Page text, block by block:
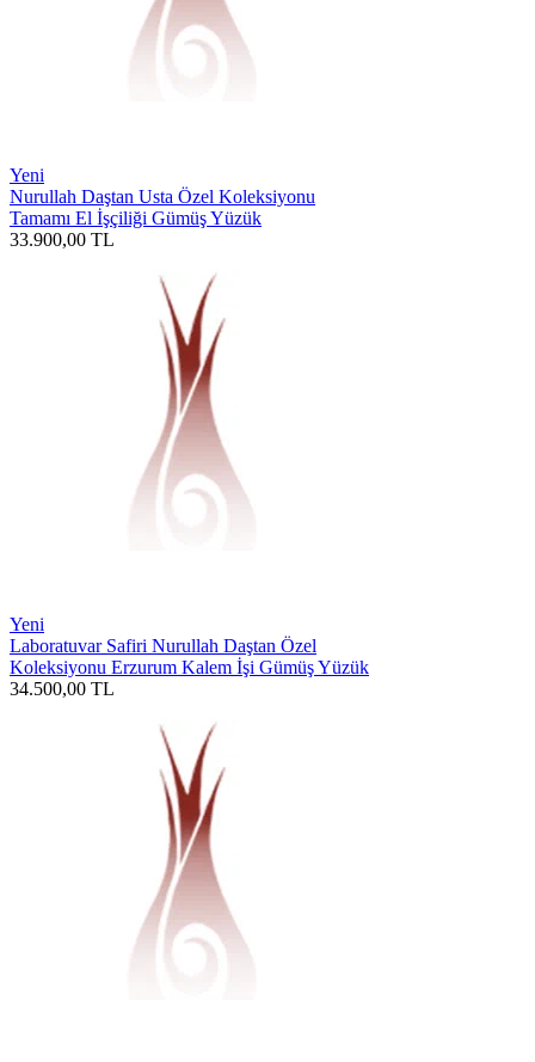
Yeni
Nurullah Daştan Usta Özel Koleksiyonu
Tamamı El İşçiliği Gümüş Yüzük
33.900,00 TL
Yeni
Laboratuvar Safiri Nurullah Daştan Özel
Koleksiyonu Erzurum Kalem İşi Gümüş Yüzük
34.500,00 TL